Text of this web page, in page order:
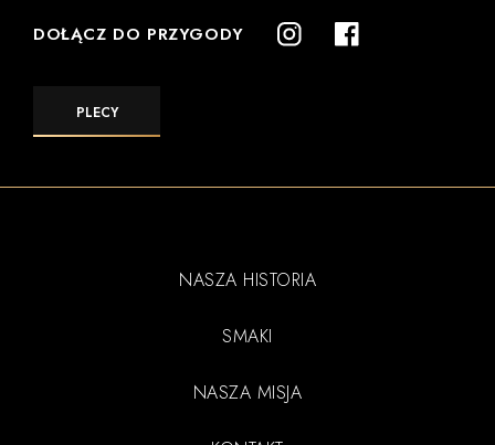
DOŁĄCZ DO PRZYGODY
PLECY
NASZA HISTORIA
SMAKI
NASZA MISJA